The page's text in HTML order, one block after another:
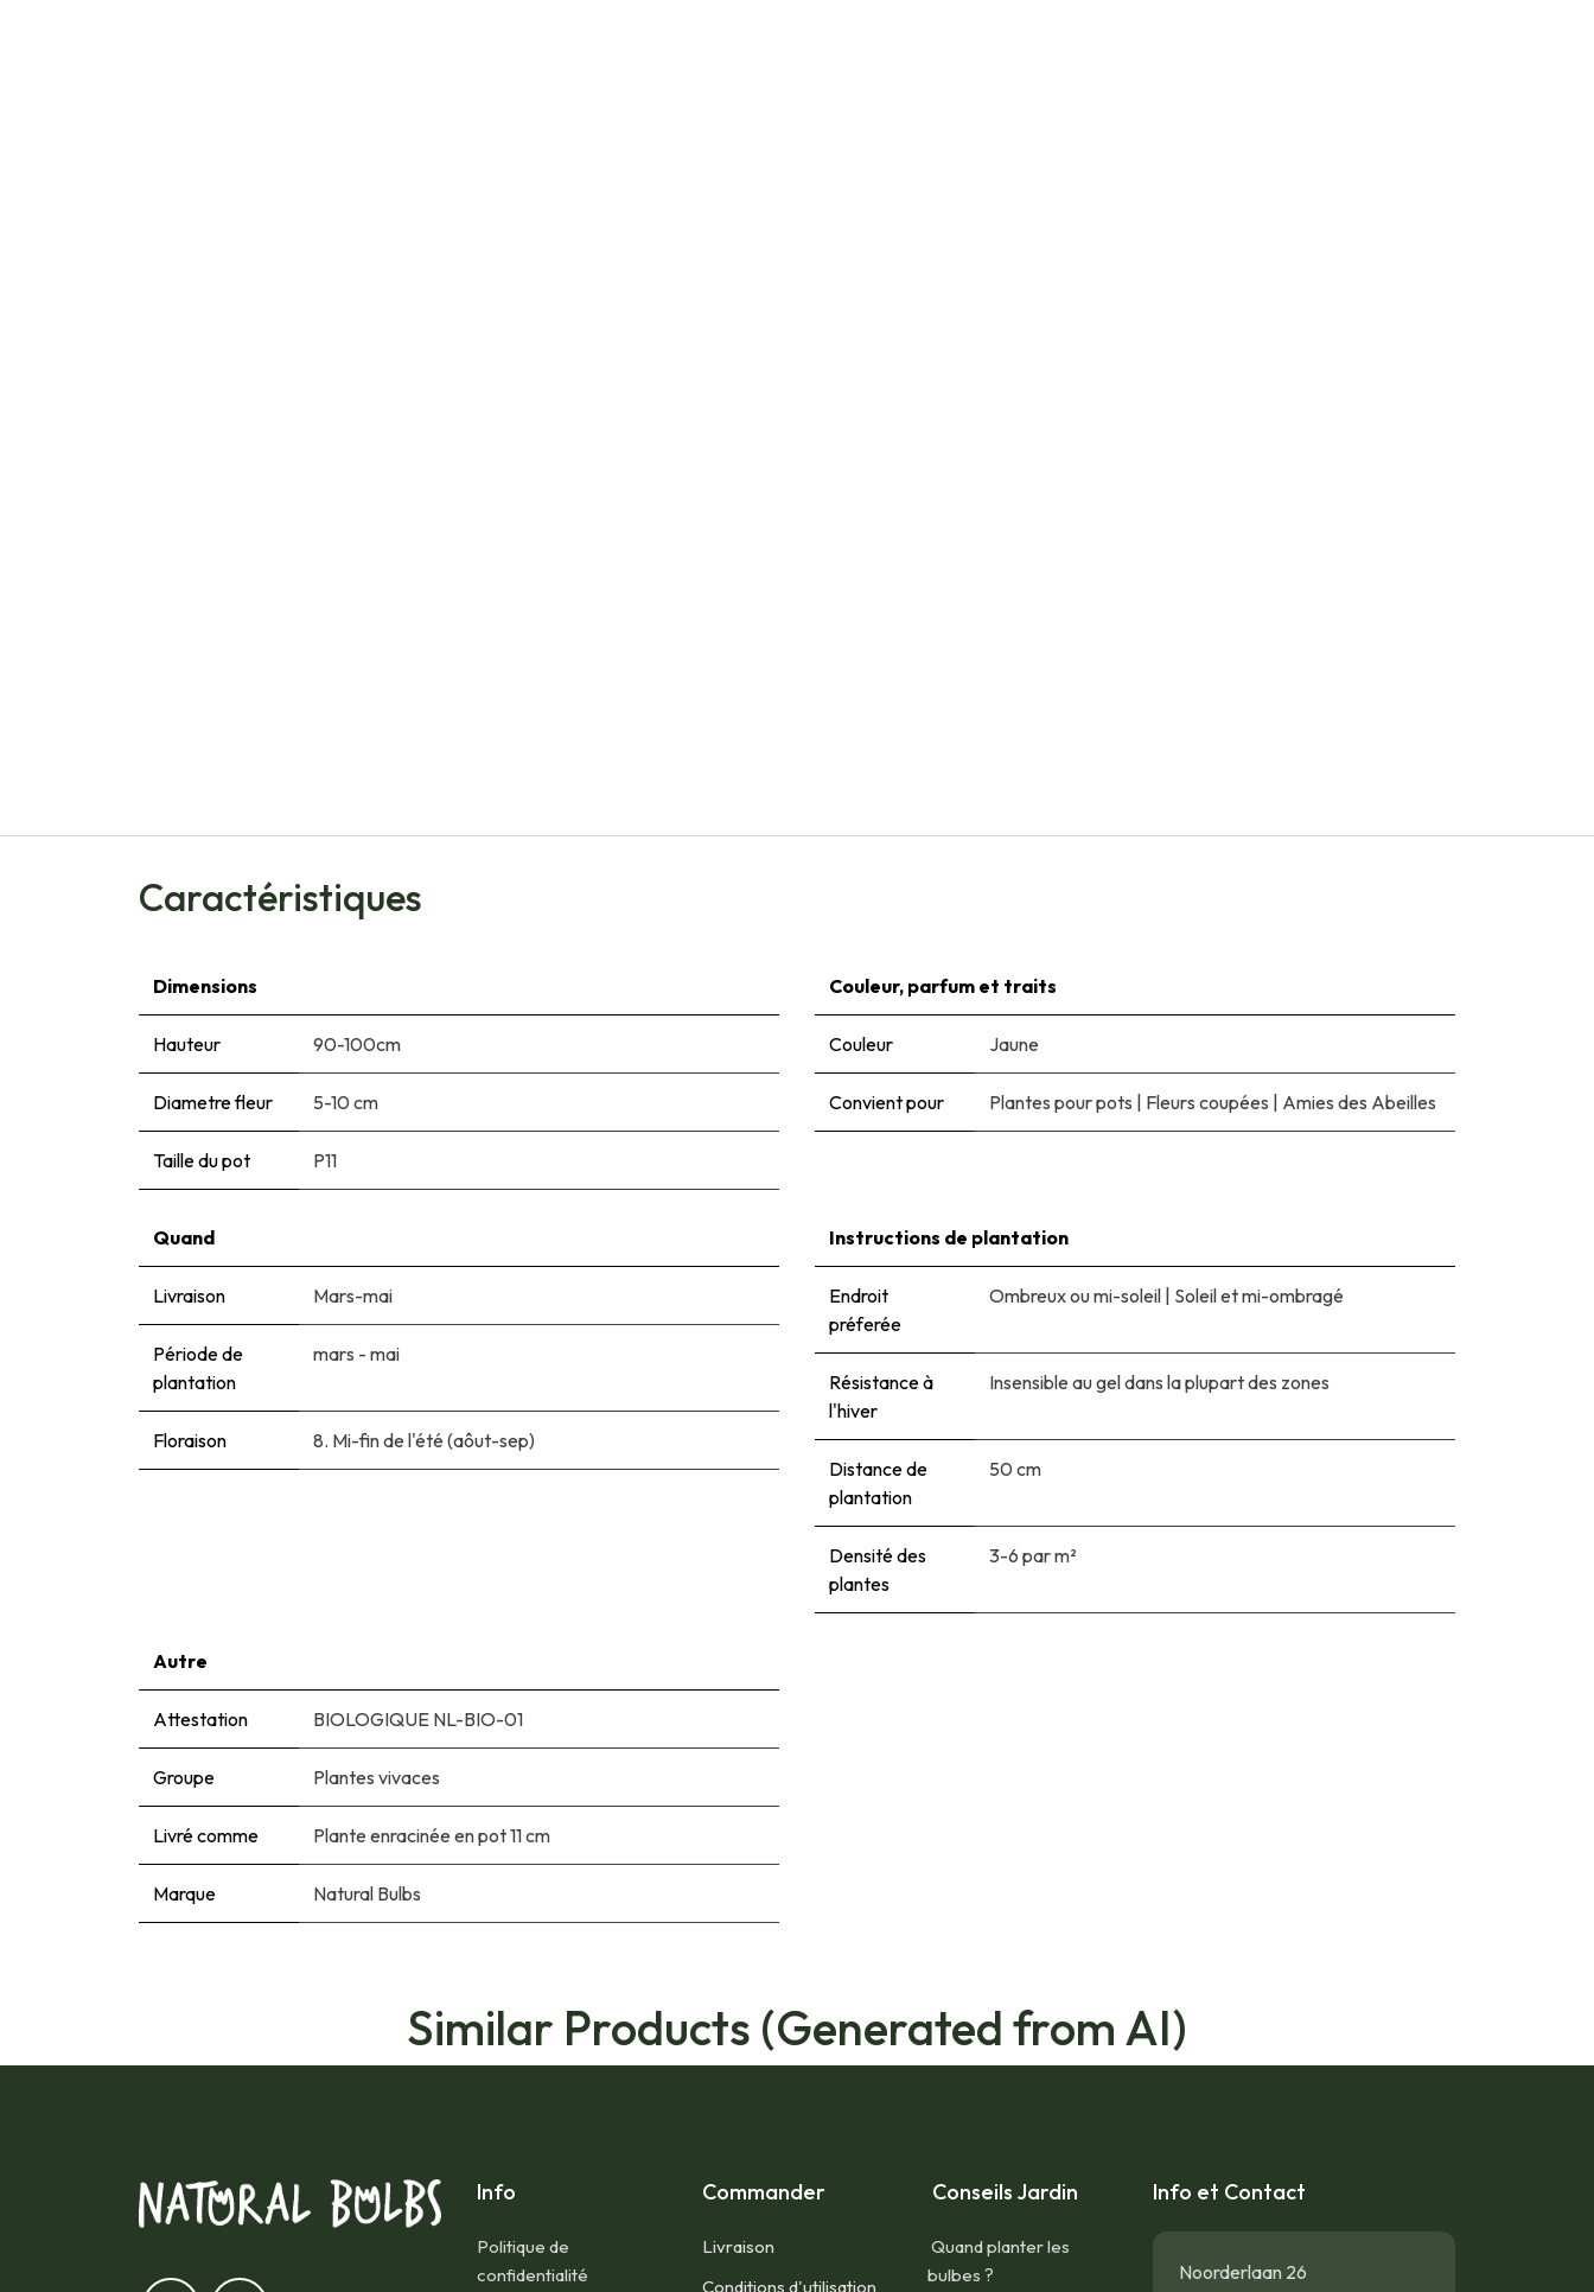
Caractéristiques
Dimensions
Hauteur 90-100cm
Diametre fleur 5-10 cm
Taille du pot P11
Couleur, parfum et traits
Couleur Jaune
Convient pour Plantes pour pots | Fleurs coupées | Amies des Abeilles
Quand
Livraison Mars-mai
Période de
plantation
mars - mai
Floraison 8. Mi-fin de l'été (aôut-sep)
Instructions de plantation
Endroit
préferée
Ombreux ou mi-soleil | Soleil et mi-ombragé
Résistance à
l'hiver
Insensible au gel dans la plupart des zones
Distance de
plantation
50 cm
Densité des
plantes
3-6 par m²
Autre
Attestation BIOLOGIQUE NL-BIO-01
Groupe Plantes vivaces
Livré comme Plante enracinée en pot 11 cm
Marque Natural Bulbs
Similar Products (Generated from AI)
Info
Politique de
confidentialité
Commander
Livraison
Conditions d'utilisation​
Conseils Jardin
Quand planter les
bulbes ?
Info et Contact
Noorderlaan 26